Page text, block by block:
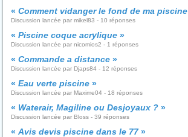
« Comment vidanger le fond de ma piscine
Discussion lancée par mikel83 - 10 réponses
« Piscine coque acrylique »
Discussion lancée par nicomios2 - 1 réponses
« Commande a distance »
Discussion lancée par Djaps84 - 12 réponses
« Eau verte piscine »
Discussion lancée par Maxime04 - 18 réponses
« Waterair, Magiline ou Desjoyaux ? »
Discussion lancée par Bloss - 39 réponses
« Avis devis piscine dans le 77»